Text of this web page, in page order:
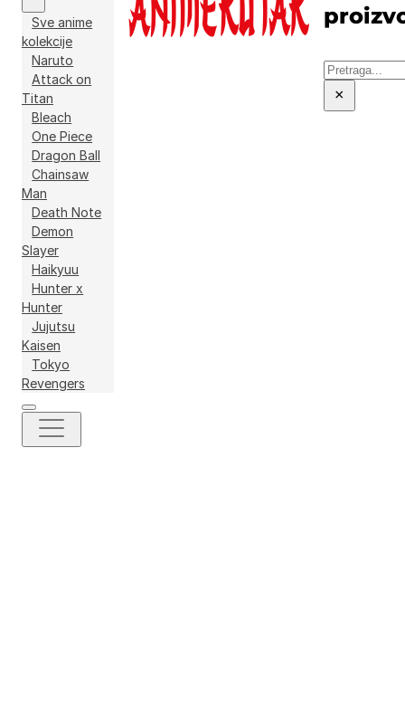
Sve anime
kolekcije
Naruto
Attack on
Titan
Bleach
One Piece
Dragon Ball
Chainsaw
Man
Death Note
Demon
Slayer
Haikyuu
Hunter x
Hunter
Jujutsu
Kaisen
Tokyo
Revengers
Pretraga
×